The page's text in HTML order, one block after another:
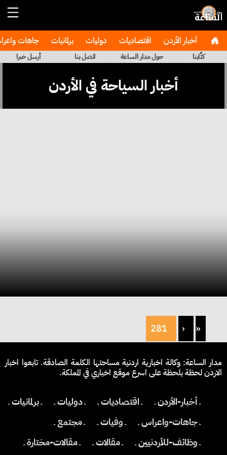
أخبار الأردن اقتصاديات دوليات برلمانيات جاهات
كتَّابنا حول مدار الساعة اتصل بنا أرسل خبرا
أخبار السياحة في الأردن
«
‹
281
مدار الساعة: وكالة اخبارية اردنية مساحتها الكلمة الصادقة. تابعوا اخبار
الاردن لحظة بلحظة على اسرع موقع اخباري في المملكة.
ـ أخبار-الأردن ـ ـ اقتصاديات ـ ـ دوليات ـ
ـ برلمانيات ـ
ـ جاهات-واعراس ـ
ـ وفيات ـ
ـ مجتمع ـ
ـ وظائف-للأردنيين ـ
ـ مقالات ـ ـ مقالات-مختارة ـ